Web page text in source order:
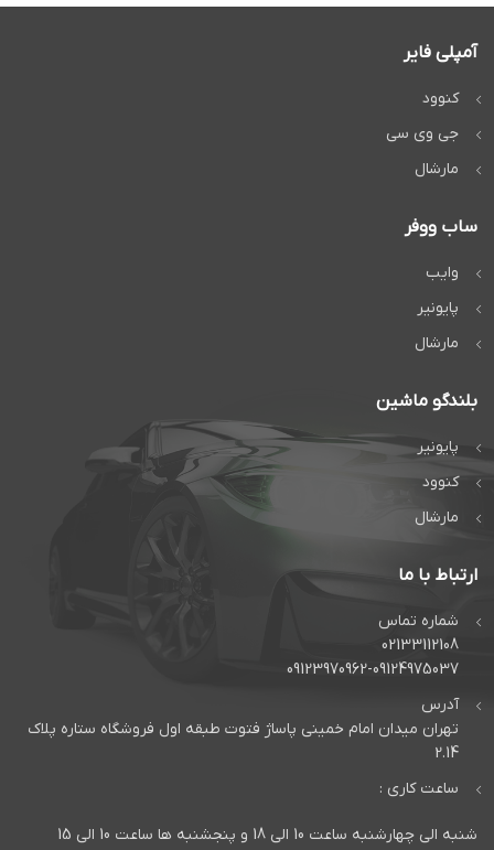
آمپلی فایر
کنوود
جی وی سی
مارشال
ساب ووفر
وایب
پایونیر
مارشال
بلندگو ماشین
پایونیر
کنوود
مارشال
ارتباط با ما
شماره تماس
02133112108
09123970962-09124975037
آدرس
تهران میدان امام خمینی پاساژ فتوت طبقه اول فروشگاه ستاره پلاک
2.14
ساعت کاری :
شنبه الی چهارشنبه ساعت 10 الی 18 و پنجشنبه ها ساعت 10 الی 15